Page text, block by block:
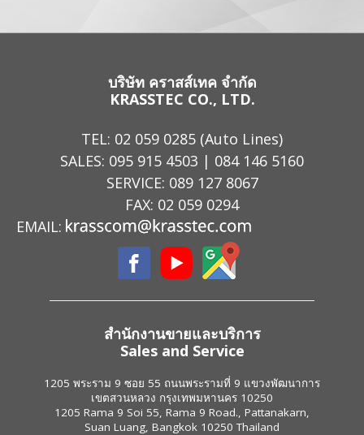
บริษัท คราสส์เทค จำกัด
KRASSTEC CO., LTD.
TEL: 02 059 0285 (Auto Lines)
SALES: 095 915 4503 | 084 146 5160
SERVICE: 089 127 8067
FAX: 02 059 0294
EMAIL:
สำนักงานขายและบริการ
Sales and Service
1205 พระราม 9 ซอย 55 ถนนพระรามที่ 9 แขวงพัฒนาการ
เขตสวนหลวง กรุงเทพมหานคร 10250
1205 Rama 9 Soi 55, Rama 9 Road., Pattanakarn,
Suan Luang, Bangkok 10250 Thailand